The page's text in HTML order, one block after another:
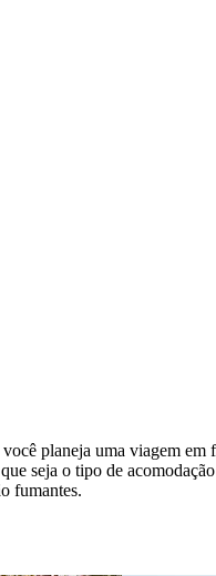
planeja uma viagem
seja o tipo de
fumantes.